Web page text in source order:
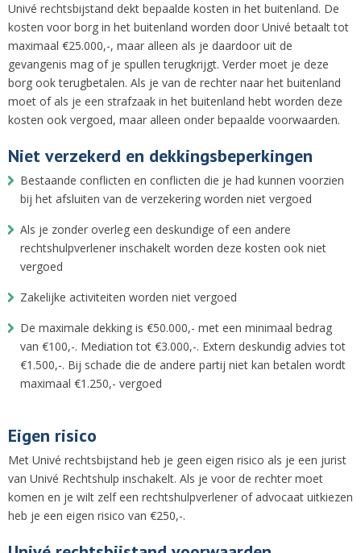
Univé rechtsbijstand dekt bepaalde kosten in het buitenland. De
kosten voor borg in het buitenland worden door Univé betaalt tot
maximaal €25.000,-, maar alleen als je daardoor uit de
gevangenis mag of je spullen terugkrijgt. Verder moet je deze
borg ook terugbetalen. Als je van de rechter naar het buitenland
moet of als je een strafzaak in het buitenland hebt worden deze
kosten ook vergoed, maar alleen onder bepaalde voorwaarden.
Niet verzekerd en dekkingsbeperkingen
Bestaande conflicten en conflicten die je had kunnen voorzien
bij het afsluiten van de verzekering worden niet vergoed
Als je zonder overleg een deskundige of een andere
rechtshulpverlener inschakelt worden deze kosten ook niet
vergoed
Zakelijke activiteiten worden niet vergoed
De maximale dekking is €50.000,- met een minimaal bedrag
van €100,-. Mediation tot €3.000,-. Extern deskundig advies tot
€1.500,-. Bij schade die de andere partij niet kan betalen wordt
maximaal €1.250,- vergoed
Eigen risico
Met Univé rechtsbijstand heb je geen eigen risico als je een jurist
van Univé Rechtshulp inschakelt. Als je voor de rechter moet
komen en je wilt zelf een rechtshulpverlener of advocaat uitkiezen
heb je een eigen risico van €250,-.